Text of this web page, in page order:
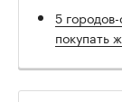
5
покупать